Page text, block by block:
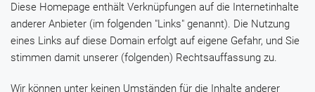
Diese Homepage enthält Verknüpfungen auf die Internetinhalte
anderer Anbieter (im folgenden "Links" genannt). Die Nutzung
eines Links auf diese Domain erfolgt auf eigene Gefahr, und Sie
stimmen damit unserer (folgenden) Rechtsauffassung zu.
Wir können unter keinen Umständen für die Inhalte anderer